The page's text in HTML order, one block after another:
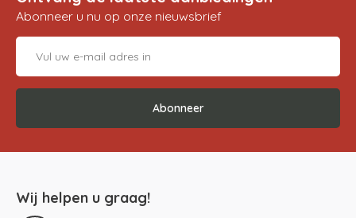
Abonneer u nu op onze nieuwsbrief
Abonneer
Wij helpen u graag!